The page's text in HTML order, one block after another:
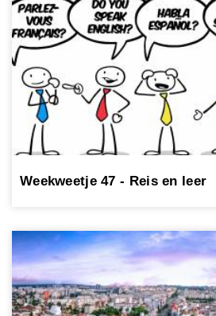
Weekweetje 47 - Reis en leer